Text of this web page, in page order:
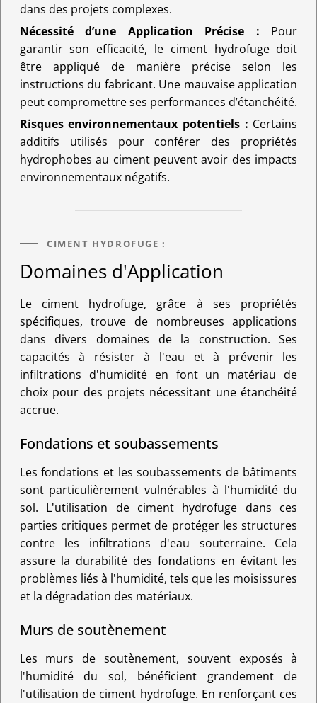
dans des projets complexes.
Nécessité d’une Application Précise : Pour
garantir son efficacité, le ciment hydrofuge doit
être appliqué de manière précise selon les
instructions du fabricant. Une mauvaise application
peut compromettre ses performances d’étanchéité.
Risques environnementaux potentiels : Certains
additifs utilisés pour conférer des propriétés
hydrophobes au ciment peuvent avoir des impacts
environnementaux négatifs.
CIMENT HYDROFUGE :
Domaines d'Application
Le ciment hydrofuge, grâce à ses propriétés
spécifiques, trouve de nombreuses applications
dans divers domaines de la construction. Ses
capacités à résister à l'eau et à prévenir les
infiltrations d'humidité en font un matériau de
choix pour des projets nécessitant une étanchéité
accrue.
Fondations et soubassements
Les fondations et les soubassements de bâtiments
sont particulièrement vulnérables à l'humidité du
sol. L'utilisation de ciment hydrofuge dans ces
parties critiques permet de protéger les structures
contre les infiltrations d'eau souterraine. Cela
assure la durabilité des fondations en évitant les
problèmes liés à l'humidité, tels que les moisissures
et la dégradation des matériaux.
Murs de soutènement
Les murs de soutènement, souvent exposés à
l'humidité du sol, bénéficient grandement de
l'utilisation de ciment hydrofuge. En renforçant ces